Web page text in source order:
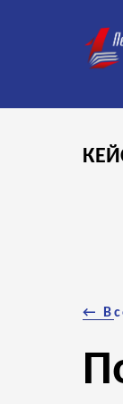
← В